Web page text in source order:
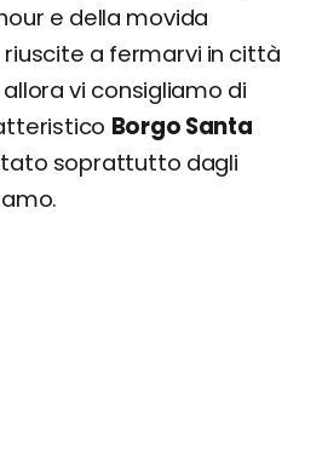
e della movida
a fermarvi in città
vi consigliamo di
Borgo Santa
soprattutto dagli